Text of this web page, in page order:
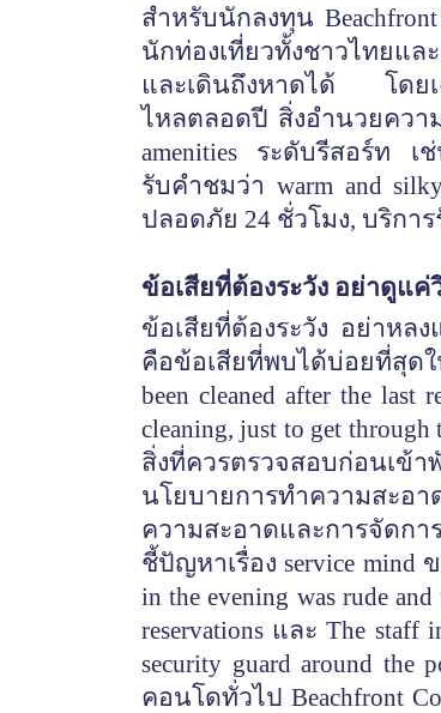
สำหรับนักลงทุน
นักท่องเที่ยวทั้งชาวไทยแล
และเดินถึงหาดได้ โดยเ
ไหลตลอดปี สิ่งอำนวยควา
amenities ระดับรีสอร์ท
รับคำชมว่า warm and
ปลอดภัย 24 ชั่วโมง, บริกา
ข้อเสียที่ต้องระวัง อย่าดูแค่
ข้อเสียที่ต้องระวัง อย่าหล
คือข้อเสียที่พบได้บ่อยที่สุด
been cleaned after the last
cleaning, just to get
สิ่งที่ควรตรวจสอบก่อนเข้
นโยบายการทำความสะอ
ความสะอาดและการจัดก
ชี้ปัญหาเรื่อง service mind
in the evening was rude
reservations และ The staff
security guard around the
คอนโดทั่วไป Beachfront